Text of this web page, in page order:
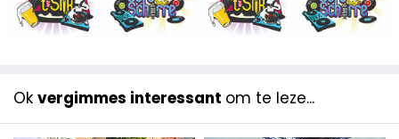
Ok vergimmes interessant om te leze...